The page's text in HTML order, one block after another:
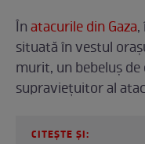
Înatacurile din Gaza
situată în vestul
murit, un bebeluș
supraviețuitor al
CITEȘTE ȘI: